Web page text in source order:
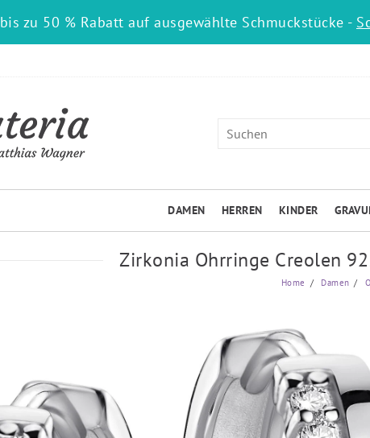
bis zu 50 % Rabatt auf ausgewählte Schmuckstücke -
DAMEN HERREN KINDER
Zirkonia Ohrringe Creolen
Home Damen